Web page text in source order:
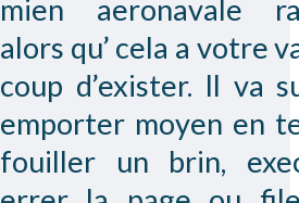
mien aeronavale
alors qu’ cela a votre
coup d’exister. Il va
emporter moyen en
fouiller un brin,